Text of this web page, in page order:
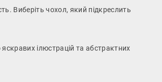
Виберіть чохол, який підкреслить
ілюстрацій та абстрактних